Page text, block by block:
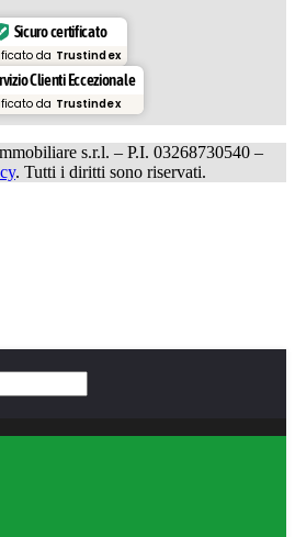
Sicuro certificato
da Trustindex
Clienti Eccezionale
da Trustindex
s.r.l. – P.I. 03268730540 –
. Tutti i diritti sono riservati.